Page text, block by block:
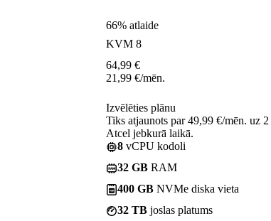
66% atlaide
KVM 8
64,99 €
21,99 €/mēn.
Izvēlēties plānu
Tiks atjaunots par 49,99 €/mēn. uz 2
Atcel jebkurā laikā.
8 vCPU kodoli
32 GB RAM
400 GB NVMe diska vieta
32 TB joslas platums